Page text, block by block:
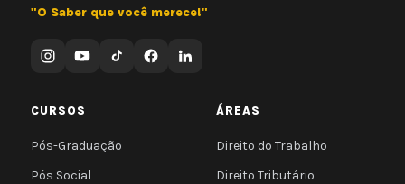
"O Saber que você merece!"
CURSOS
Pós-Graduação
Pós Social
ÁREAS
Direito do Trabalho
Direito Tributário